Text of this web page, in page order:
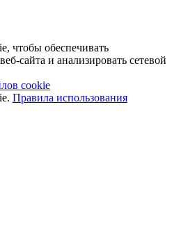
чтобы обеспечивать
сайта и анализировать сетевой
cookie
Правила использования